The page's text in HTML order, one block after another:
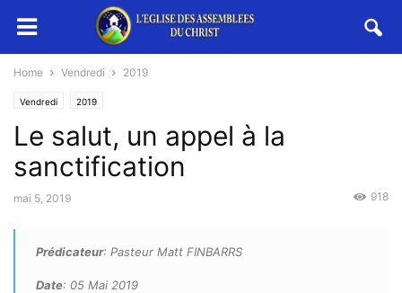
Home Vendredi 2019
Vendredi 2019
Le salut, un appel à la
sanctification
mai 5, 2019 918
Prédicateur: Pasteur Matt FINBARRS
Date: 05 Mai 2019